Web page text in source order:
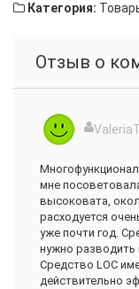
Категория:
Отзыв о
мне
высоковата,
расходуется
уже почти год.
нужно разводить
Средство LOC
действительно